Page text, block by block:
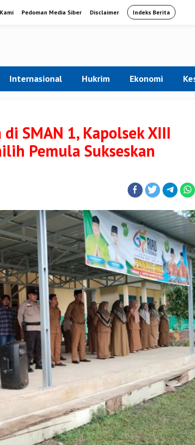
Pedoman Media Siber Disclaimer Indeks Berita
Internasional Hukrim Ekonomi
SMAN 1, Kapolsek XIII
Pemula Sukseskan